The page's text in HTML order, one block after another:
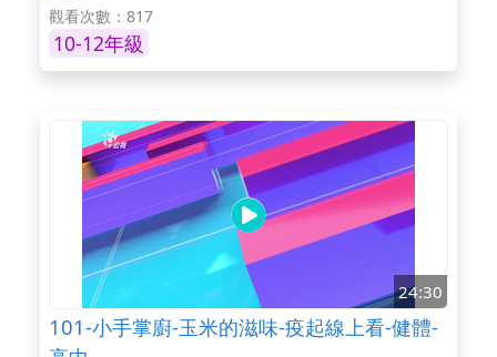
觀看次數：817
10-12年級
24:30
101-小手掌廚-玉米的滋味-疫起線上看-健體-